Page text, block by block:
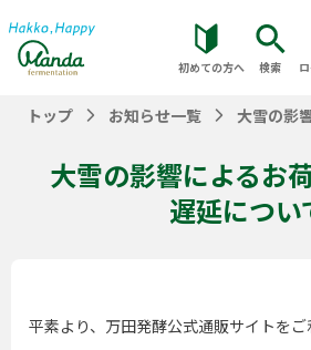
初めての方へ 検索
トップ お知らせ一覧 大雪の影
大雪の影響によるお
遅延につい
平素より、万田発酵公式通販サイトを